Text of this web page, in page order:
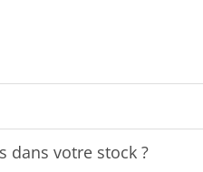
dans votre stock ?